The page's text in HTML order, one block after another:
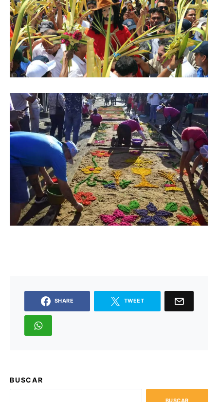
SHARE TWEET
BUSCAR
BUSCAR